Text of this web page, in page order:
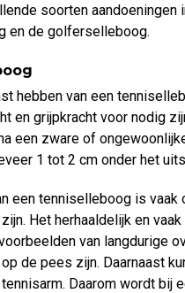
soorten
en de golferselleboog.
hebben van een
en grijpkracht voor nodig
een zware of
1 tot 2 cm onder het
een tenniselleboog is
Het herhaaldelijk en
van langdurige
de pees zijn. Daarnaast
Daarom wordt bij